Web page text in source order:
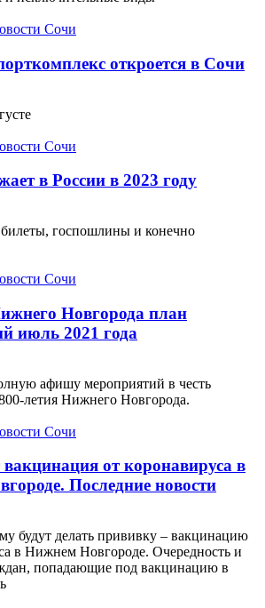
откроется в Сочи
в России в 2023 году
госпошлины и конечно
Новгорода план
июль 2021 года
афишу мероприятий в честь
летия Нижнего Новгорода.
вакцинация от коронавируса в
Последние новости
будут делать прививку – вакцинацию
в Нижнем Новгороде. Очередность и
попадающие под вакцинацию в